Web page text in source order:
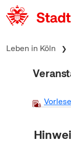
zum Inhalt springen
Leben in Köln